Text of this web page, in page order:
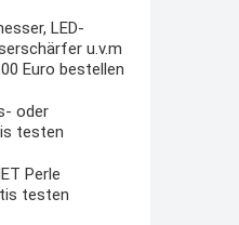
LED-
u.v.m
Euro bestellen
oder
testen
Perle
testen